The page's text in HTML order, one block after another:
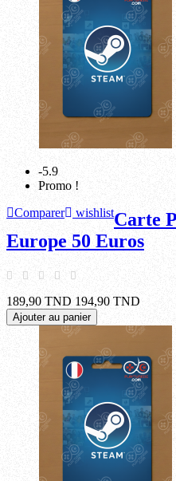
-5.9
Promo !
Comparer
wishlistCarte
Europe 50 Euros
189,90 TND 194,90 TND
Ajouter au panier